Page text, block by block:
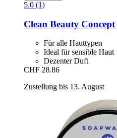
5.0 (1)
Clean Beauty Concept
Für alle Hauttypen
Ideal für sensible Haut
Dezenter Duft
CHF 28.86
Zustellung bis 13. August